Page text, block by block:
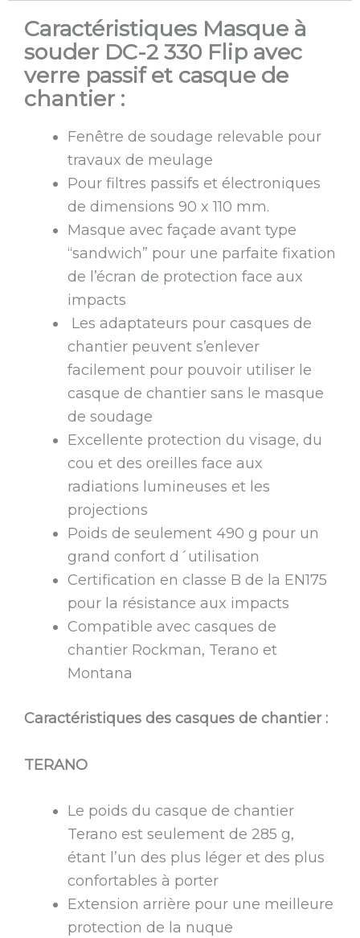
Caractéristiques Masque à
souder DC-2 330 Flip avec
verre passif et casque de
chantier :
Fenêtre de soudage relevable pour
travaux de meulage
Pour filtres passifs et électroniques
de dimensions 90 x 110 mm.
Masque avec façade avant type
“sandwich” pour une parfaite fixation
de l’écran de protection face aux
impacts
Les adaptateurs pour casques de
chantier peuvent s’enlever
facilement pour pouvoir utiliser le
casque de chantier sans le masque
de soudage
Excellente protection du visage, du
cou et des oreilles face aux
radiations lumineuses et les
projections
Poids de seulement 490 g pour un
grand confort d´utilisation
Certification en classe B de la EN175
pour la résistance aux impacts
Compatible avec casques de
chantier Rockman, Terano et
Montana
Caractéristiques des casques de chantier :
TERANO
Le poids du casque de chantier
Terano est seulement de 285 g,
étant l’un des plus léger et des plus
confortables à porter
Extension arrière pour une meilleure
protection de la nuque